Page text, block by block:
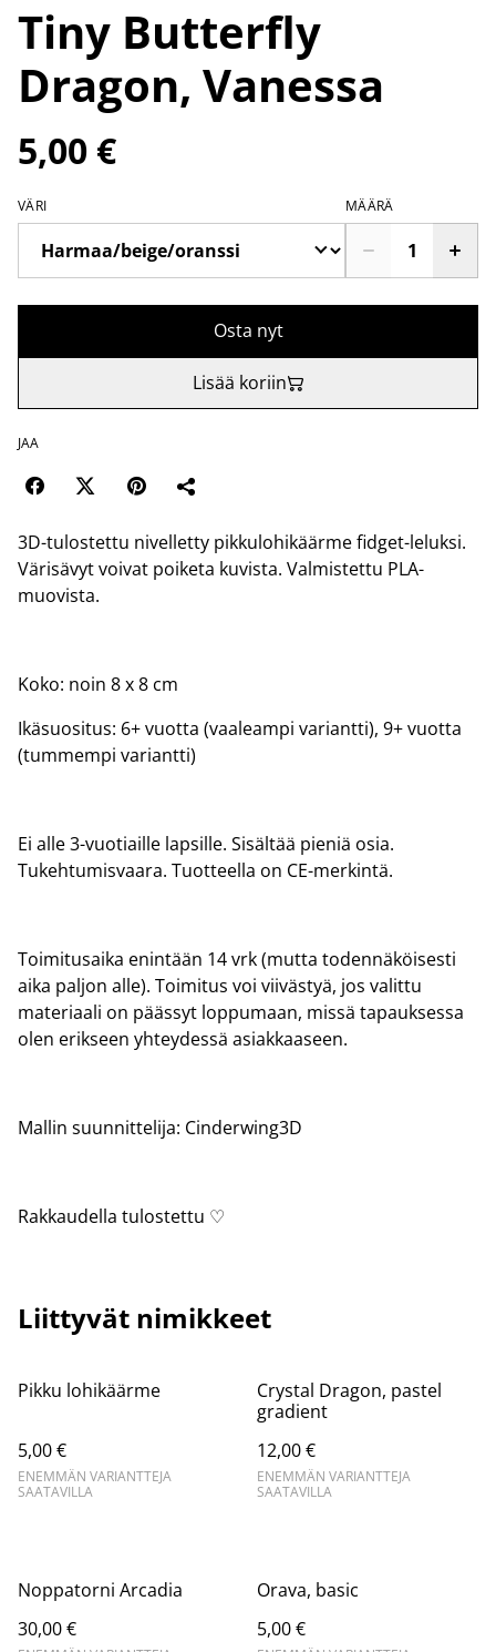
Tiny Butterfly
Dragon, Vanessa
5,00 €
VÄRI MÄÄRÄ
Osta nyt
Lisää koriin
JAA
3D-tulostettu nivelletty pikkulohikäärme fidget-leluksi.
Värisävyt voivat poiketa kuvista. Valmistettu PLA-
muovista.
Koko: noin 8 x 8 cm
Ikäsuositus: 6+ vuotta (vaaleampi variantti), 9+ vuotta
(tummempi variantti)
Ei alle 3-vuotiaille lapsille. Sisältää pieniä osia.
Tukehtumisvaara. Tuotteella on CE-merkintä.
Toimitusaika enintään 14 vrk (mutta todennäköisesti
aika paljon alle). Toimitus voi viivästyä, jos valittu
materiaali on päässyt loppumaan, missä tapauksessa
olen erikseen yhteydessä asiakkaaseen.
Mallin suunnittelija: Cinderwing3D
Rakkaudella tulostettu ♡
Liittyvät nimikkeet
Pikku lohikäärme
5,00 €
ENEMMÄN VARIANTTEJA
SAATAVILLA
Crystal Dragon, pastel
gradient
12,00 €
ENEMMÄN VARIANTTEJA
SAATAVILLA
Noppatorni Arcadia
30,00 €
Orava, basic
5,00 €